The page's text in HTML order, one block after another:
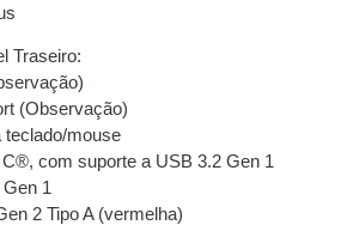
Traseiro:
(Observação)
teclado/mouse
com suporte a USB 3.2 Gen 1
1
2 Tipo A (vermelha)